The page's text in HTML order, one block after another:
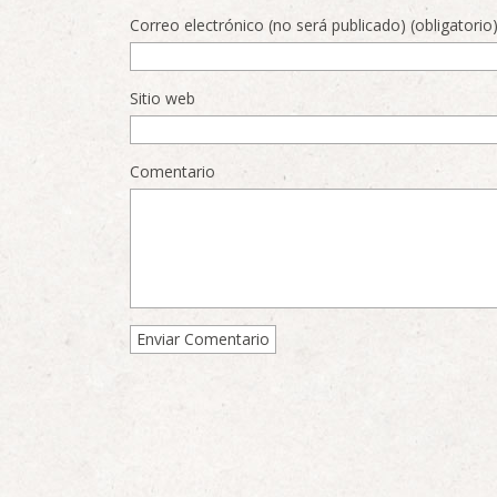
Correo electrónico (no será publicado) (obligatorio)
Sitio web
Comentario